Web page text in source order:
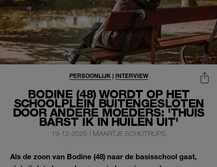
BODINE (48) WORDT OP HET
SCHOOLPLEIN BUITENGESLOTEN
DOOR ANDERE MOEDERS: 'THUIS
BARST IK IN HUILEN UIT'
PERSOONLIJK| INTERVIEW
19-12-2025 | MAARTJE SCHUTRUPS
Als de zoon van Bodine (48) naar de basisschool gaat,